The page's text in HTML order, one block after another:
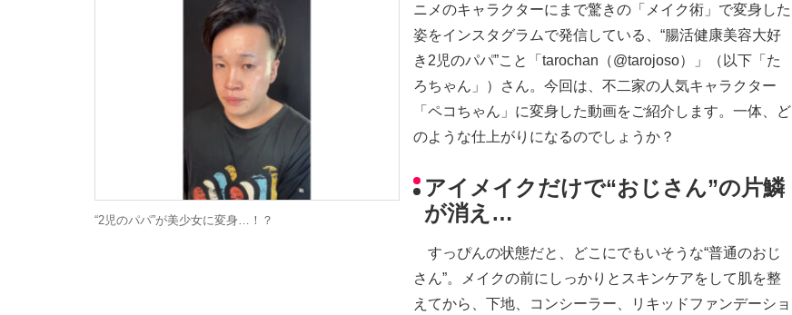
“2児のパパ”が美少女に変身…！？
ニメのキャラクターにまで驚きの「メイク術」で変身した
姿をインスタグラムで発信している、“腸活健康美容大好
き2児のパパ”こと「tarochan（@tarojoso）」（以下「た
ろちゃん」）さん。今回は、不二家の人気キャラクター
「ペコちゃん」に変身した動画をご紹介します。一体、ど
のような仕上がりになるのでしょうか？
アイメイクだけで“おじさん”の片鱗
が消え…
すっぴんの状態だと、どこにでもいそうな“普通のおじ
さん”。メイクの前にしっかりとスキンケアをして肌を整
えてから、下地、コンシーラー、リキッドファンデーショ